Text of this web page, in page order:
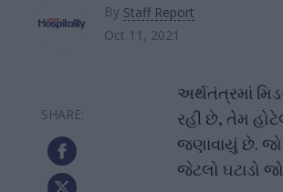
By Staff Report
Oct 11, 2021
અર્થતંત્રમાં
રહી છે, તેમ
જણાવાયું છે.
જેટલો ઘટાડો